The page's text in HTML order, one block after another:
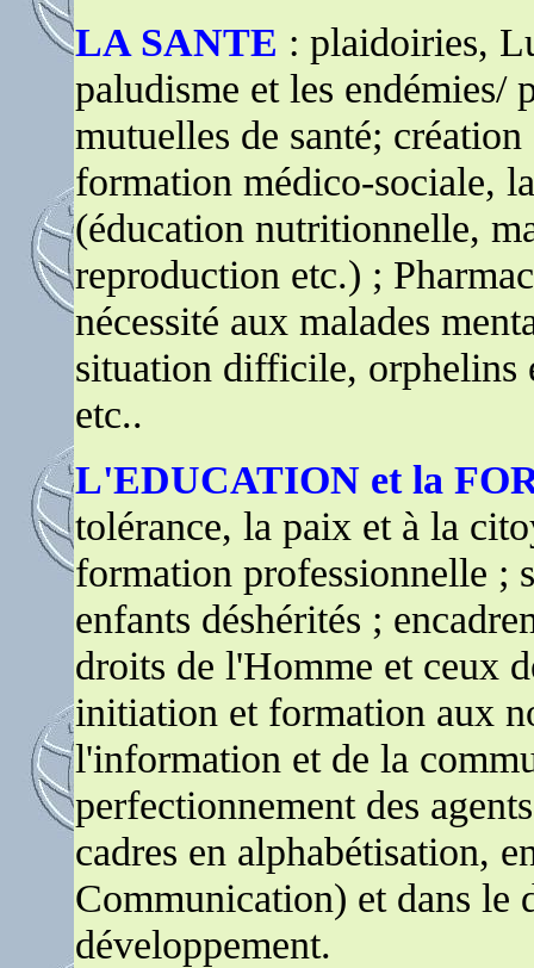
LA SANTE : plaidoiries,
paludisme et les endémies/
mutuelles de santé;
formation médico-sociale,
(éducation nutritionnelle,
reproduction etc.) ;
nécessité aux malades
situation difficile, orphelins
etc..
L'EDUCATION et la
tolérance, la paix et à la
formation professionnelle ;
enfants déshérités ;
droits de l'Homme et ceux
initiation et formation aux
l'information et de la
perfectionnement des
cadres en alphabétisation,
Communication) et dans le
développement.